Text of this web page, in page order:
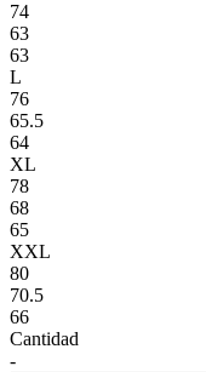
74
63
63
L
76
65.5
64
XL
78
68
65
XXL
80
70.5
66
Cantidad
-